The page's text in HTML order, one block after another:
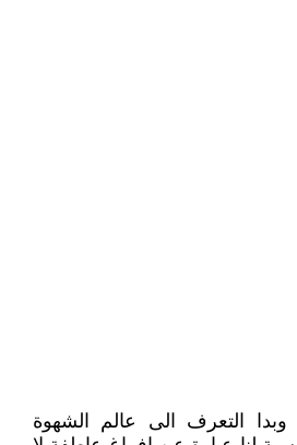
التعرف الى عالم الشهوة